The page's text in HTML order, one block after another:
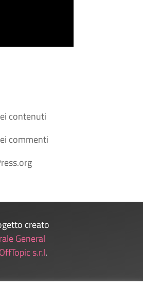
contenuti
commenti
creato
General
OffTopic s.r.l.